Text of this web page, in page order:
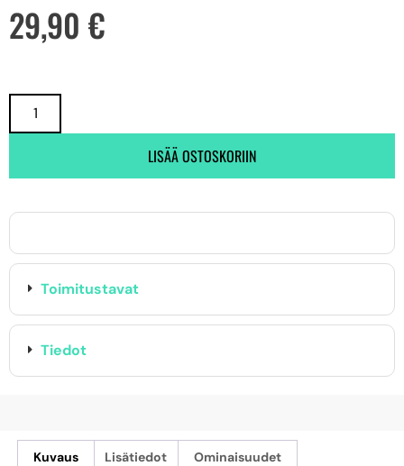
29,90 €
LISÄÄ OSTOSKORIIN
Toimitustavat
Tiedot
Kuvaus Lisätiedot Ominaisuudet